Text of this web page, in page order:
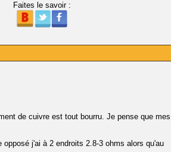
Faites le savoir :
de cuivre est tout bourru. Je pense que mes
j'ai à 2 endroits 2.8-3 ohms alors qu'au